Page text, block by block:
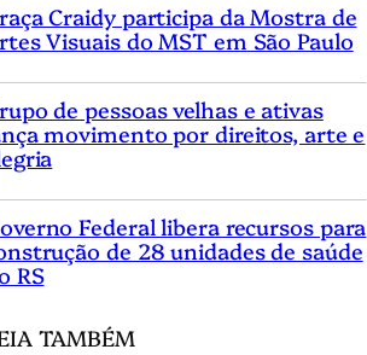
Craidy participa da Mostra de
Visuais do MST em São Paulo
de pessoas velhas e ativas
movimento por direitos, arte e
Federal libera recursos para
de 28 unidades de saúde
RS
TAMBÉM